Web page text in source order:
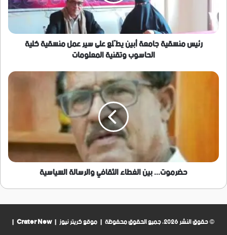
سير
عمل
منسقية
الحاسوب
المعلومات
رئيس منسقية جامعة أبين يطّلع على سير عمل منسقية كلية
الحاسوب وتقنية المعلومات
حضرموت...
حضرموت... بين الغطاء الثقافي والرسالة السياسية
© حقوق النشر 2026، جميع الحقوق محفوظة | موقع كريتر نيوز | Crater New
|